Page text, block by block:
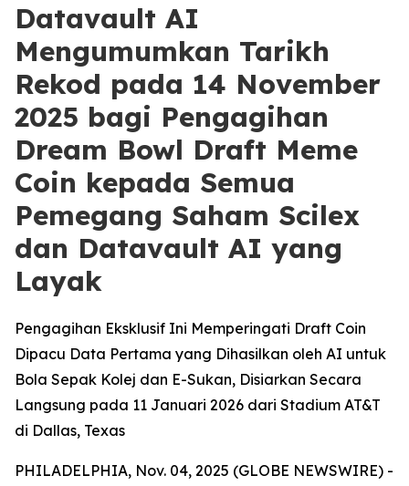
Datavault AI
Mengumumkan Tarikh
Rekod pada 14 November
2025 bagi Pengagihan
Dream Bowl Draft Meme
Coin kepada Semua
Pemegang Saham Scilex
dan Datavault AI yang
Layak
Pengagihan Eksklusif Ini Memperingati Draft Coin
Dipacu Data Pertama yang Dihasilkan oleh AI untuk
Bola Sepak Kolej dan E-Sukan, Disiarkan Secara
Langsung pada 11 Januari 2026 dari Stadium AT&T
di Dallas, Texas
PHILADELPHIA, Nov. 04, 2025 (GLOBE NEWSWIRE) -